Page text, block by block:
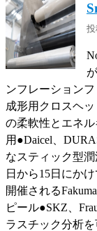
投
ンフレーション
成形用クロスヘ
の柔軟性とエネル
用●Daicel、
なスティック型潤
日から15日にか
開催される
ピール●SKZ、
ラスチック分析